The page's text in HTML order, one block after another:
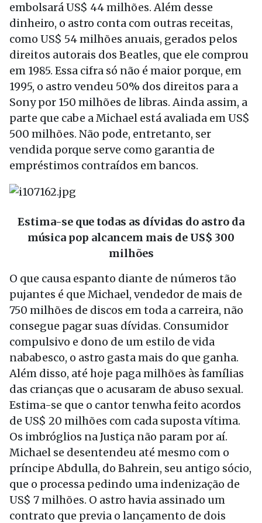
embolsará US$ 44 milhões. Além desse
dinheiro, o astro conta com outras receitas,
como US$ 54 milhões anuais, gerados pelos
direitos autorais dos Beatles, que ele comprou
em 1985. Essa cifra só não é maior porque, em
1995, o astro vendeu 50% dos direitos para a
Sony por 150 milhões de libras. Ainda assim, a
parte que cabe a Michael está avaliada em US$
500 milhões. Não pode, entretanto, ser
vendida porque serve como garantia de
empréstimos contraídos em bancos.
Estima-se que todas as dívidas do astro da
música pop alcancem mais de US$ 300
milhões
O que causa espanto diante de números tão
pujantes é que Michael, vendedor de mais de
750 milhões de discos em toda a carreira, não
consegue pagar suas dívidas. Consumidor
compulsivo e dono de um estilo de vida
nababesco, o astro gasta mais do que ganha.
Além disso, até hoje paga milhões às famílias
das crianças que o acusaram de abuso sexual.
Estima-se que o cantor tenwha feito acordos
de US$ 20 milhões com cada suposta vítima.
Os imbróglios na Justiça não param por aí.
Michael se desentendeu até mesmo com o
príncipe Abdulla, do Bahrein, seu antigo sócio,
que o processa pedindo uma indenização de
US$ 7 milhões. O astro havia assinado um
contrato que previa o lançamento de dois